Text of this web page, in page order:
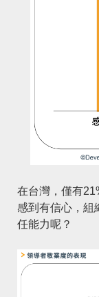
在台灣，僅有
感到有信心，組
任能力呢？